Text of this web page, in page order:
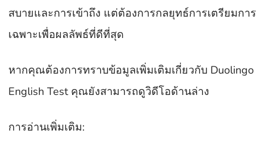
สบายและการเข้าถึง แต่ต้องการกลยุทธ์การเตรียมการ
เฉพาะเพื่อผลลัพธ์ที่ดีที่สุด
หากคุณต้องการทราบข้อมูลเพิ่มเติมเกี่ยวกับ Duolingo
English Test คุณยังสามารถดูวิดีโอด้านล่าง
การอ่านเพิ่มเติม: